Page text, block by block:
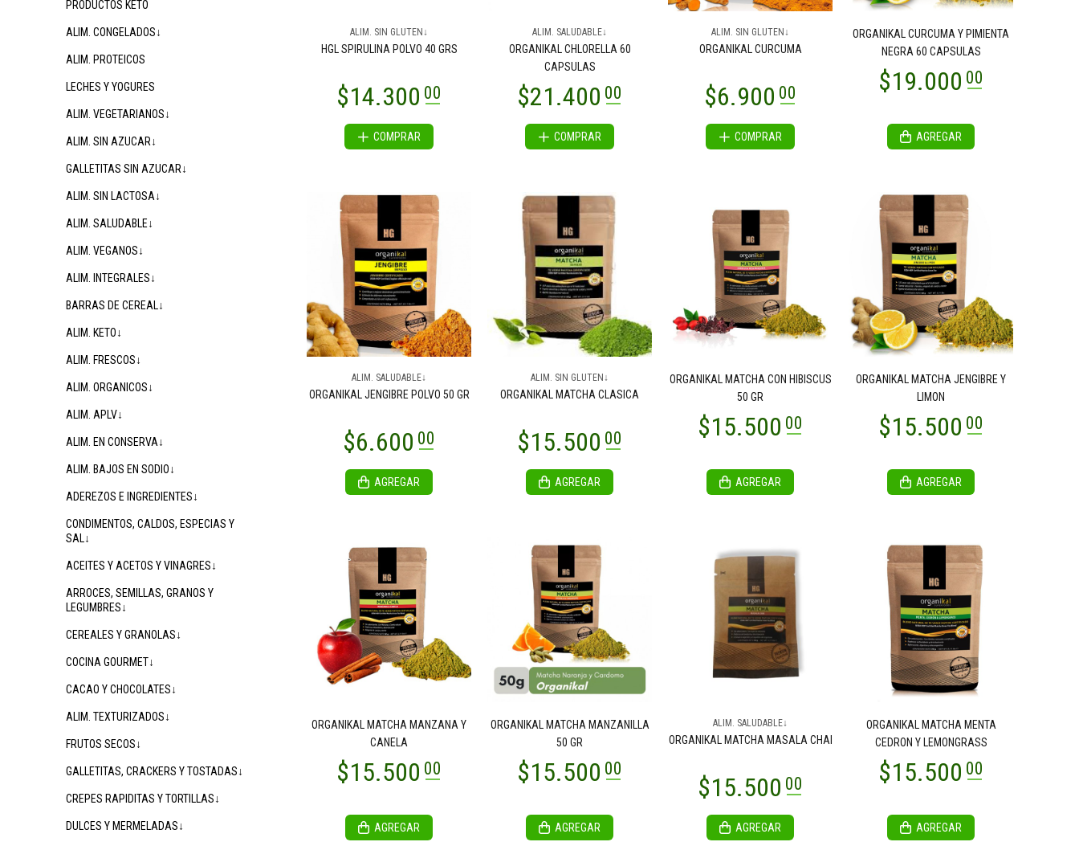
PRODUCTOS KETO
ALIM. CONGELADOS↓
ALIM. PROTEICOS
LECHES Y YOGURES
ALIM. VEGETARIANOS↓
ALIM. SIN AZUCAR↓
GALLETITAS SIN AZUCAR↓
ALIM. SIN LACTOSA↓
ALIM. SALUDABLE↓
ALIM. VEGANOS↓
ALIM. INTEGRALES↓
BARRAS DE CEREAL↓
ALIM. KETO↓
ALIM. FRESCOS↓
ALIM. ORGANICOS↓
ALIM. APLV↓
ALIM. EN CONSERVA↓
ALIM. BAJOS EN SODIO↓
ADEREZOS E INGREDIENTES↓
CONDIMENTOS, CALDOS, ESPECIAS Y
SAL↓
ACEITES Y ACETOS Y VINAGRES↓
ARROCES, SEMILLAS, GRANOS Y
LEGUMBRES↓
CEREALES Y GRANOLAS↓
COCINA GOURMET↓
CACAO Y CHOCOLATES↓
ALIM. TEXTURIZADOS↓
FRUTOS SECOS↓
GALLETITAS, CRACKERS Y TOSTADAS↓
CREPES RAPIDITAS Y TORTILLAS↓
DULCES Y MERMELADAS↓
ALIM. SIN GLUTEN↓
HGL SPIRULINA POLVO 40 GRS
COMPRAR
ALIM. SALUDABLE↓
ORGANIKAL CHLORELLA 60
CAPSULAS
COMPRAR
ALIM. SIN GLUTEN↓
ORGANIKAL CURCUMA
COMPRAR
ORGANIKAL CURCUMA Y PIMIENTA
NEGRA 60 CAPSULAS
AGREGAR
ALIM. SALUDABLE↓
ORGANIKAL JENGIBRE POLVO 50 GR
AGREGAR
ALIM. SIN GLUTEN↓
ORGANIKAL MATCHA CLASICA
AGREGAR
ORGANIKAL MATCHA CON HIBISCUS
50 GR
$15.500 00
AGREGAR
ORGANIKAL MATCHA JENGIBRE Y
LIMON
AGREGAR
ORGANIKAL MATCHA MANZANA Y
CANELA
AGREGAR
ORGANIKAL MATCHA MANZANILLA
50 GR
AGREGAR
ALIM. SALUDABLE↓
ORGANIKAL MATCHA MASALA CHAI
$15.500
AGREGAR
ORGANIKAL MATCHA MENTA
CEDRON Y LEMONGRASS
AGREGAR
$19.000 $19.000